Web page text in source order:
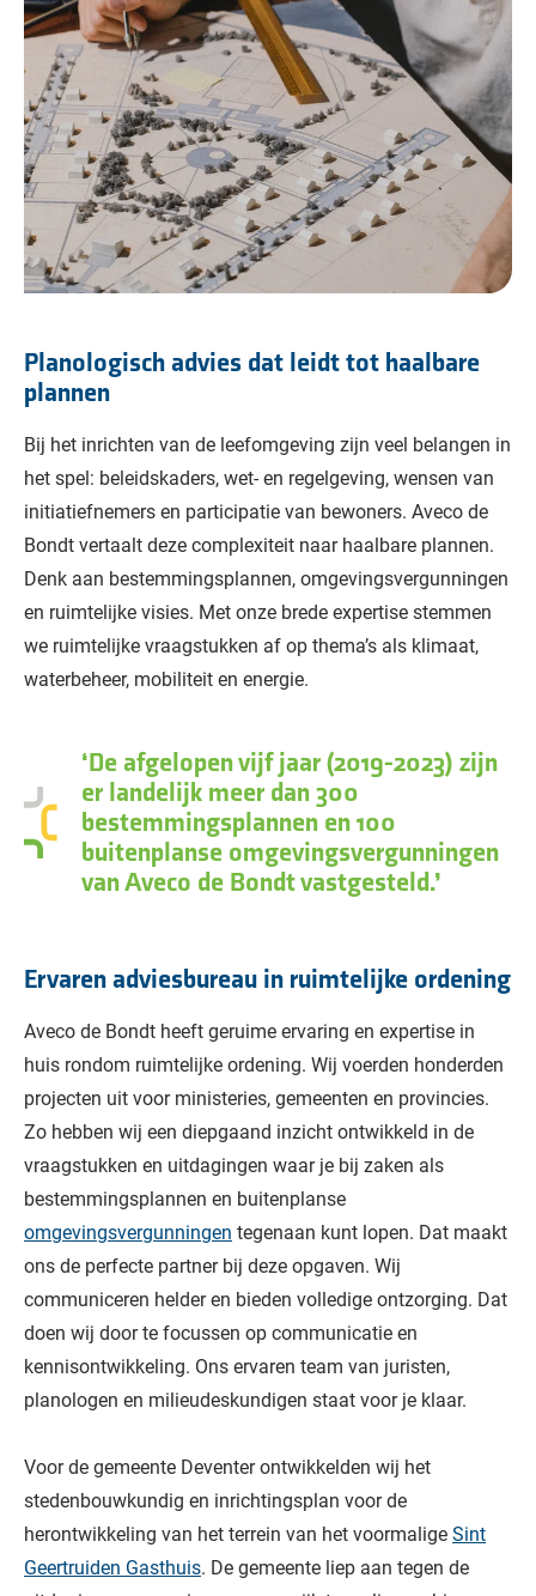
Planologisch advies dat leidt tot haalbare
plannen
Bij het inrichten van de leefomgeving zijn veel belangen in
het spel: beleidskaders, wet- en regelgeving, wensen van
initiatiefnemers en participatie van bewoners. Aveco de
Bondt vertaalt deze complexiteit naar haalbare plannen.
Denk aan bestemmingsplannen, omgevingsvergunningen
en ruimtelijke visies. Met onze brede expertise stemmen
we ruimtelijke vraagstukken af op thema’s als klimaat,
waterbeheer, mobiliteit en energie.
De afgelopen vijf jaar (2019-2023) zijn
er landelijk meer dan 300
bestemmingsplannen en 100
buitenplanse omgevingsvergunningen
van Aveco de Bondt vastgesteld.
Ervaren adviesbureau in ruimtelijke ordening
Aveco de Bondt heeft geruime ervaring en expertise in
huis rondom ruimtelijke ordening. Wij voerden honderden
projecten uit voor ministeries, gemeenten en provincies.
Zo hebben wij een diepgaand inzicht ontwikkeld in de
vraagstukken en uitdagingen waar je bij zaken als
bestemmingsplannen en buitenplanse
omgevingsvergunningen tegenaan kunt lopen. Dat maakt
ons de perfecte partner bij deze opgaven. Wij
communiceren helder en bieden volledige ontzorging. Dat
doen wij door te focussen op communicatie en
kennisontwikkeling. Ons ervaren team van juristen,
planologen en milieudeskundigen staat voor je klaar.
Voor de gemeente Deventer ontwikkelden wij het
stedenbouwkundig en inrichtingsplan voor de
herontwikkeling van het terrein van het voormaligeSint
Geertruiden Gasthuis. De gemeente liep aan tegen de